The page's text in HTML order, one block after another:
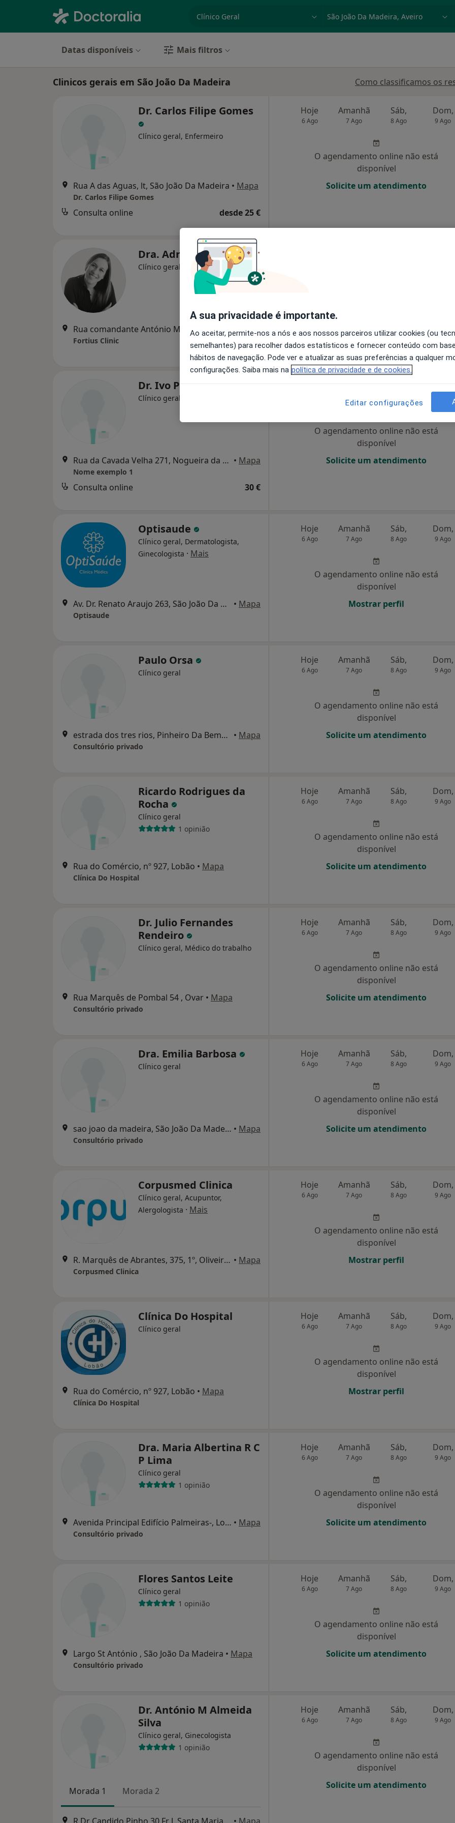
especialidade, doença ou nome
Datas disponíveis Mais filtros
Clinicos gerais em São João Da Madeira Como classificamos os
Dr. Carlos Filipe Gomes
Clínico geral, Enfermeiro
Rua A das Aguas, lt, São João Da Madeira • Mapa
Dr. Carlos Filipe Gomes
Consulta online desde 25 €
Hoje
6 Ago
Amanhã
7 Ago
Sáb,
8 Ago
Dom,
9 Ago
O agendamento online não está
disponível
Solicite um atendimento
Dra. Adriana Relvas
Clínico geral
Rua comandante António Martins 1 loja 4 , Santa Maria da Feira •Mapa
Fortius Clinic
Solicite um atendimento
Dr. Ivo Pinto
Clínico geral
Rua da Cavada Velha 271, Nogueira da Regedoura, Nogueira Da Regedoura • Mapa
Nome exemplo 1
Consulta online 30 €
O agendamento online não está
disponível
Solicite um atendimento
Optisaude
Clínico geral, Dermatologista,
Ginecologista · Mais
Av. Dr. Renato Araujo 263, São João Da Madeira • Mapa
Optisaude
Hoje
6 Ago
Amanhã
7 Ago
Sáb,
8 Ago
Dom,
9 Ago
O agendamento online não está
disponível
Mostrar perfil
Paulo Orsa
Clínico geral
estrada dos tres rios, Pinheiro Da Bemposta • Mapa
Consultório privado
Hoje
6 Ago
Amanhã
7 Ago
Sáb,
8 Ago
Dom,
9 Ago
O agendamento online não está
disponível
Solicite um atendimento
Ricardo Rodrigues da
Rocha
Clínico geral
1 opinião
Rua do Comércio, nº 927, Lobão • Mapa
Clínica Do Hospital
Hoje
6 Ago
Amanhã
7 Ago
Sáb,
8 Ago
Dom,
9 Ago
O agendamento online não está
disponível
Solicite um atendimento
Dr. Julio Fernandes
Rendeiro
Clínico geral, Médico do trabalho
Rua Marquês de Pombal 54 , Ovar • Mapa
Consultório privado
Hoje
6 Ago
Amanhã
7 Ago
Sáb,
8 Ago
Dom,
9 Ago
O agendamento online não está
disponível
Solicite um atendimento
Dra. Emilia Barbosa
Clínico geral
sao joao da madeira, São João Da Madeira • Mapa
Consultório privado
Hoje
6 Ago
Amanhã
7 Ago
Sáb,
8 Ago
Dom,
9 Ago
O agendamento online não está
disponível
Solicite um atendimento
Corpusmed Clinica
Clínico geral, Acupuntor,
Alergologista · Mais
R. Marquês de Abrantes, 375, 1º, Oliveira de Azeméis • Mapa
Corpusmed Clinica
Hoje
6 Ago
Amanhã
7 Ago
Sáb,
8 Ago
Dom,
9 Ago
O agendamento online não está
disponível
Mostrar perfil
Clínica Do Hospital
Clínico geral
Rua do Comércio, nº 927, Lobão • Mapa
Clínica Do Hospital
Hoje
6 Ago
Amanhã
7 Ago
Sáb,
8 Ago
Dom,
9 Ago
O agendamento online não está
disponível
Mostrar perfil
Dra. Maria Albertina R C
P Lima
Clínico geral
1 opinião
Avenida Principal Edifício Palmeiras-, Lourosa • Mapa
Consultório privado
Hoje
6 Ago
Amanhã
7 Ago
Sáb,
8 Ago
Dom,
9 Ago
O agendamento online não está
disponível
Solicite um atendimento
Flores Santos Leite
Clínico geral
1 opinião
Largo St António , São João Da Madeira • Mapa
Consultório privado
Hoje
6 Ago
Amanhã
7 Ago
Sáb,
8 Ago
Dom,
9 Ago
O agendamento online não está
disponível
Solicite um atendimento
Dr. António M Almeida
Silva
Clínico geral, Ginecologista
1 opinião
Morada 1 Morada 2
Hoje
6 Ago
Amanhã
7 Ago
Sáb,
8 Ago
Dom,
9 Ago
O agendamento online não está
disponível
Solicite um atendimento
A sua privacidade é importante.
Ao aceitar, permite-nos a nós e aos nossos parceiros utilizar cookies (ou
semelhantes) para recolher dados estatísticos e fornecer conteúdo com
hábitos de navegação. Pode ver e atualizar as suas preferências a qualquer
configurações. Saiba mais na política de privacidade e de cookies.
Editar configurações